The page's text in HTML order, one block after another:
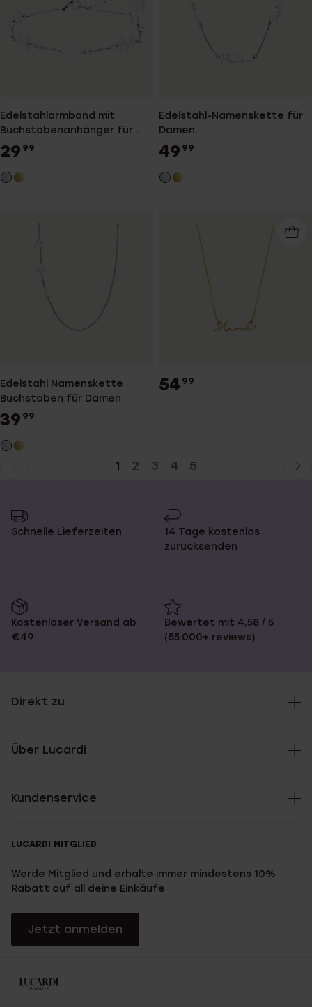
Edelstahlarmband mit
Buchstabenanhänger für
Damen
29 99
Edelstahl-Namenskette für
Damen
49 99
Edelstahl Namenskette
Buchstaben für Damen
39 99
54 99
1 2 3 4 5
Schnelle Lieferzeiten
14 Tage kostenlos
zurücksenden
Kostenloser Versand ab
€49
Bewertet mit 4,58 / 5
(55.000+ reviews)
Direkt zu
Über Lucardi
Kundenservice
LUCARDI MITGLIED
Werde Mitglied und erhalte immer mindestens 10%
Rabatt auf all deine Einkäufe
Jetzt anmelden